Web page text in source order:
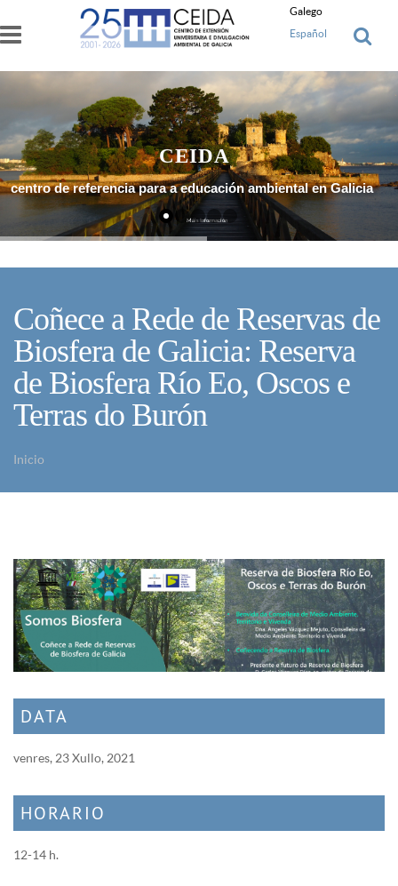
Ir o contido principal
Galego
Español
centro de referencia para a educación ambiental en Galicia
Máis Información
CEIDA
Coñece a Rede de Reservas de
Biosfera de Galicia: Reserva
de Biosfera Río Eo, Oscos e
Terras do Burón
Inicio
DATA
venres, 23 Xullo, 2021
HORARIO
12-14 h.